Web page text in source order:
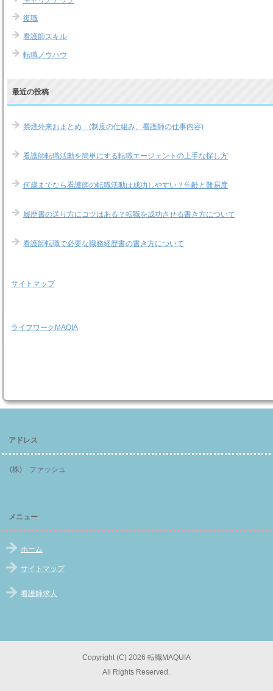
復職
看護師スキル
転職ノウハウ
最近の投稿
禁煙外来おまとめ (制度の仕組み、看護師の仕事内容)
看護師転職活動を簡単にする転職エージェントの上手な探し方
何歳までなら看護師の転職活動は成功しやすい？年齢と難易度
履歴書の送り方にコツはある？転職を成功させる書き方について
看護師転職で必要な職務経歴書の書き方について
サイトマップ
ライフワークMAQIA
アドレス
(株) ファッシュ
メニュー
ホーム
サイトマップ
看護師求人
Copyright (C) 2026 転職MAQUIA
All Rights Reserved.